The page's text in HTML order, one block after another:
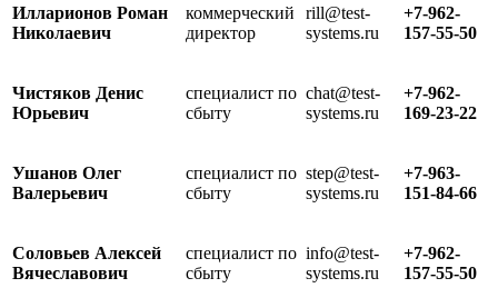
Илларионов Роман
Николаевич
коммерческий
директор
rill@test-
systems.ru
+7-962-
157-55-50
Чистяков Денис
Юрьевич
специалист по
сбыту
chat@test-
systems.ru
+7-962-
169-23-22
Ушанов Олег
Валерьевич
специалист по
сбыту
step@test-
systems.ru
+7-963-
151-84-66
Соловьев Алексей
Вячеславович
специалист по
сбыту
info@test-
systems.ru
+7-962-
157-55-50